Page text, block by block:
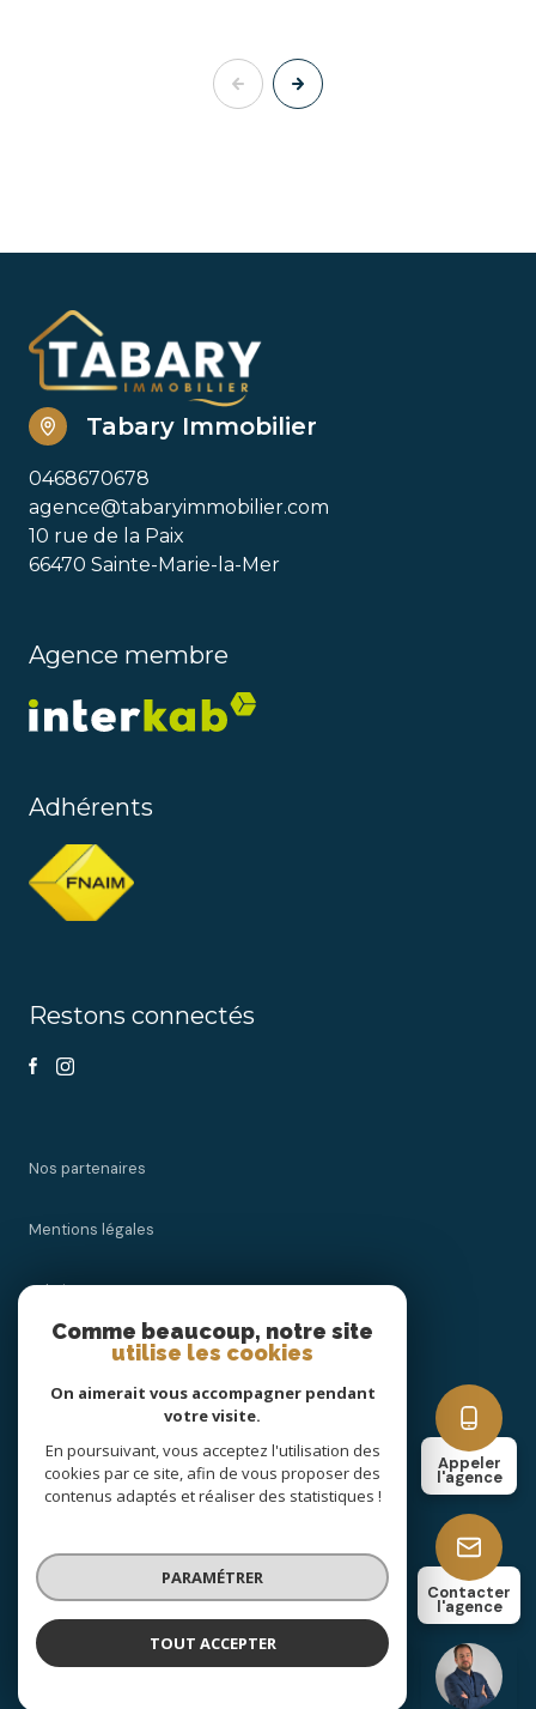
Tabary Immobilier
Appeler
l'agence
Contacter
l'agence
Tabary Immobilier
0468670678
agence@tabaryimmobilier.com
10 rue de la Paix
66470 Sainte-Marie-la-Mer
Agence membre
Adhérents
Restons connectés
Nos partenaires
Mentions légales
Admin
Nos honoraires
Cookies
© 2026 | Tous droits réservés
Réalisé par
Comme beaucoup, notre site
utilise les cookies
On aimerait vous accompagner pendant
votre visite.
En poursuivant, vous acceptez l'utilisation des
cookies par ce site, afin de vous proposer des
contenus adaptés et réaliser des statistiques !
PARAMÉTRER
TOUT ACCEPTER